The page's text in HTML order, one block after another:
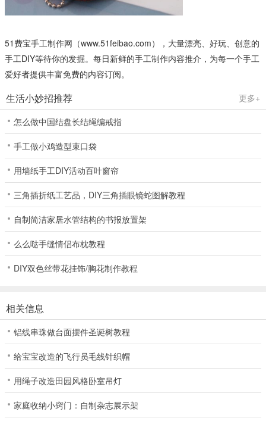
51费宝手工制作网（www.51feibao.com），大量漂亮、好玩、创意的
手工DIY等待你的发掘。每日新鲜的手工制作内容推介，为每一个手工
爱好者提供丰富免费的内容订阅。
生活小妙招推荐
更多+
怎么做中国结盘长结绳编戒指
手工做小鸡造型束口袋
用墙纸手工DIY活动百叶窗帘
三角插折纸工艺品，DIY三角插眼镜蛇图解教程
自制简洁家居水管结构的书报放置架
么么哒手缝情侣布枕教程
DIY双色丝带花挂饰/胸花制作教程
相关信息
铝线串珠做台面摆件圣诞树教程
给宝宝改造的飞行员毛线针织帽
用绳子改造田园风格卧室吊灯
家庭收纳小窍门：自制杂志展示架